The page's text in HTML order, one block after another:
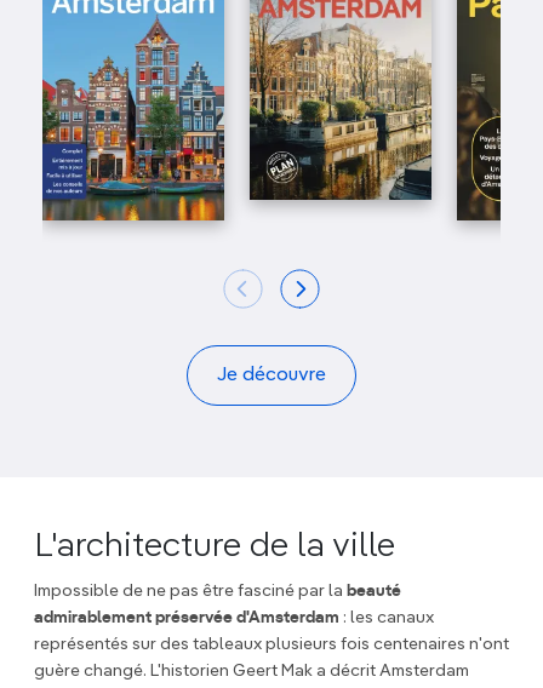
Je découvre
L'architecture de la ville
Impossible de ne pas être fasciné par la beauté
admirablement préservée d'Amsterdam : les canaux
représentés sur des tableaux plusieurs fois centenaires n'ont
guère changé. L'historien Geert Mak a décrit Amsterdam